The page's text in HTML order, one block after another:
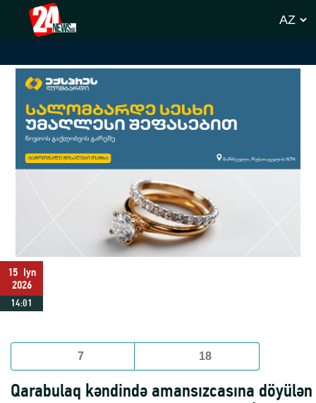
15 Iyn
2026
14:01
7 18
Qarabulaq kəndində amansızcasına